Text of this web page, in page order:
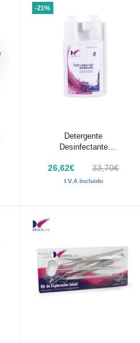
-21%
Añadir al carrito
Detergente
Desinfectante
Medicaline
26,62€ 33,70€
I.V.A Incluido